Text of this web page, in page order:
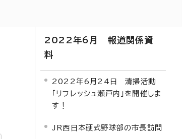
2022年6月 報道関係資
料
2022年6月24日 清掃活動
「リフレッシュ瀬戸内」を開催しま
す！
JR西日本硬式野球部の市長訪問